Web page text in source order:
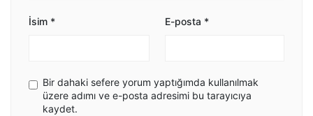
İsim * E-posta *
Bir dahaki sefere yorum yaptığımda kullanılmak
üzere adımı ve e-posta adresimi bu tarayıcıya
kaydet.